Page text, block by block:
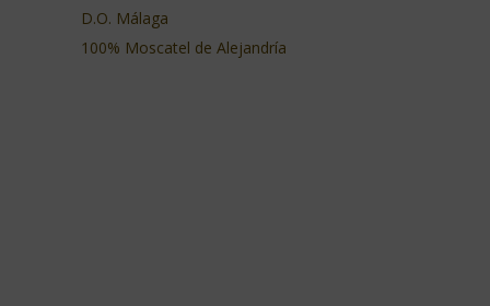
D.O. Málaga
100% Moscatel de Alejandría